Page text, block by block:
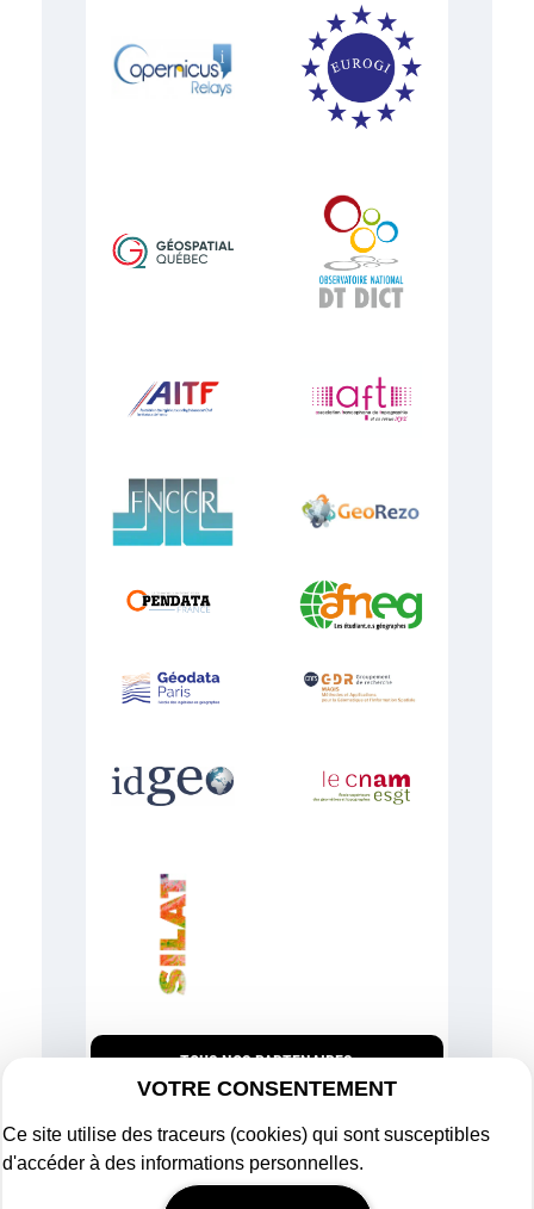
TOUS NOS PARTENAIRES
VOTRE CONSENTEMENT
Ce site utilise des traceurs (cookies) qui sont susceptibles
d'accéder à des informations personnelles.